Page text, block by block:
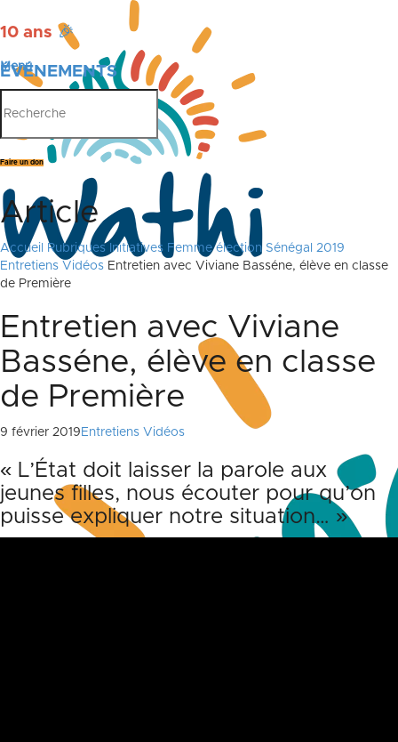
10 ans 🎉
ÉVÉNEMENTS
PUBLICATIONS
Menu
Faire un don
Article
Accueil Rubriques Initiatives Femme élection Sénégal 2019
Entretiens Vidéos Entretien avec Viviane Basséne, élève en classe
de Première
Entretien avec Viviane
Basséne, élève en classe
de Première
9 février 2019 Entretiens Vidéos
« L’État doit laisser la parole aux
jeunes filles, nous écouter pour qu’on
puisse expliquer notre situation… »